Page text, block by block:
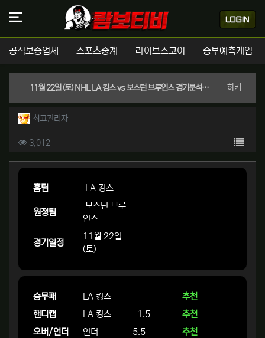
공식보증업체 스포츠중계 라이브스코어 승부예측게임
11월 22일 (토) NHL LA 킹스 vs 보스턴 브루인스 경기분석 | 실시간 스포츠중계 하키
작성자 정보
최고관리자작성
컨텐츠 정보
3,012 목록
본문
홈팀 LA 킹스
원정팀
보스턴 브루
인스
경기일정
11월 22일
(토)
승무패 LA 킹스
추천
핸디캡
LA 킹스 -1.5
추천
오버/언더
언더 5.5 추천